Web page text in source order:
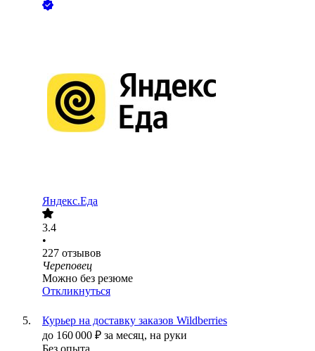
Яндекс.Еда
3.4
•
227 отзывов
Череповец
Можно без резюме
Откликнуться
Курьер на доставку заказов Wildberries
до 160 000 ₽ за месяц, на руки